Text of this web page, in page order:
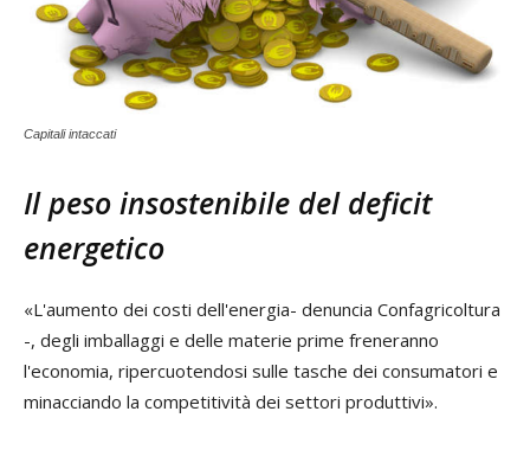
Capitali intaccati
Il peso insostenibile del deficit
energetico
«L'aumento dei costi dell'energia- denuncia Confagricoltura
-, degli imballaggi e delle materie prime freneranno
l'economia, ripercuotendosi sulle tasche dei consumatori e
minacciando la competitività dei settori produttivi».